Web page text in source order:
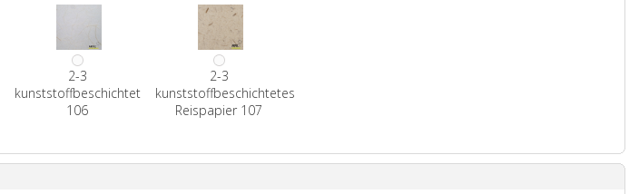
2-3
kunststoffbeschichtet
106
2-3
kunststoffbeschichtetes
Reispapier 107